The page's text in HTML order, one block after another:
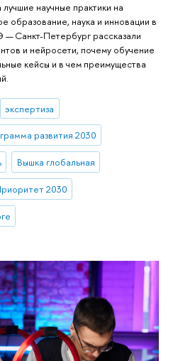
научные практики на
образование, наука и инновации в
Санкт-Петербург рассказали
и нейросети, почему обучение
кейсы и в чем преимущества
экспертиза
развития 2030
Вышка глобальная
2030